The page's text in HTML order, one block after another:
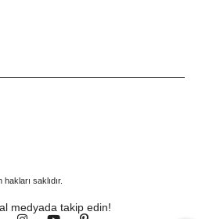
saklıdır.
medyada takip edin!